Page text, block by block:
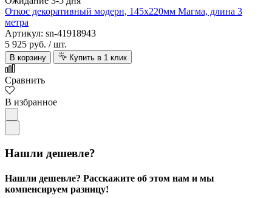
Откос декоративный модерн, 145х220мм Магма, длина 3
метра
Артикул: sn-41918943
5 925 руб. / шт.
В корзину Купить в 1 клик
Сравнить
В избранное
Нашли дешевле?
Нашли дешевле? Расскажите об этом нам и мы
компенсируем разницу!